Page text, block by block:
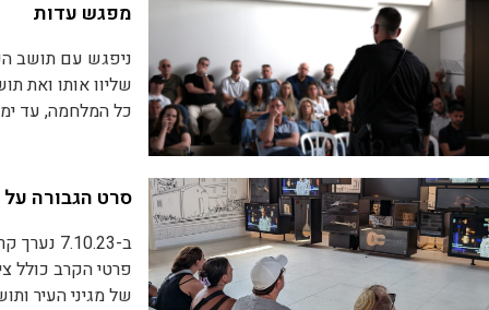
או לסדנה מעשית,
האישיים -
מפגש עדות
כל המלחמה, עד
המפגשים
סרט הגבורה
ב-
פרטי הקרב כולל
של מגיני העיר